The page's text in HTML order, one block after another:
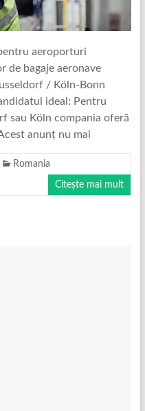
aeroporturi
de bagaje aeronave
/ Köln-Bonn
ideal: Pentru
sau Köln compania oferă
anunț nu mai
Romania
Citește mai mult